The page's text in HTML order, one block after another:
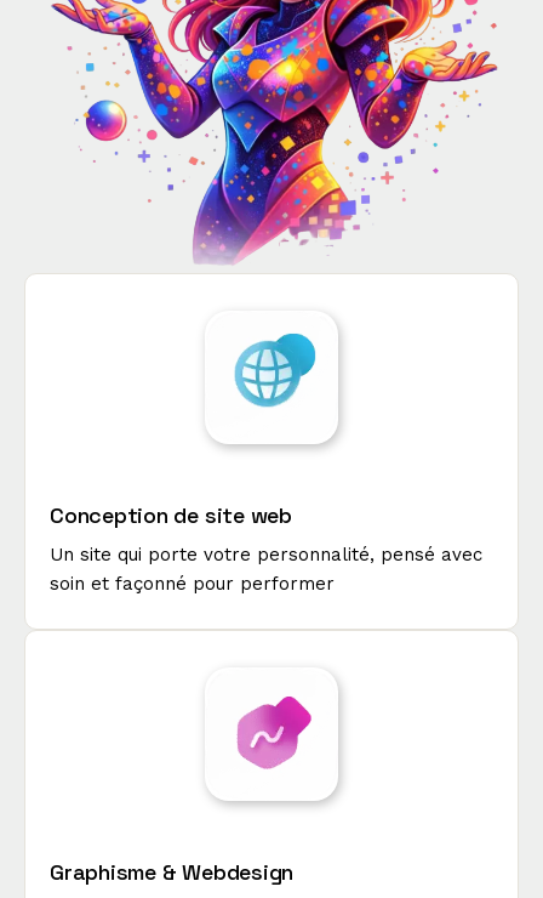
Conception de site web
Un site qui porte votre personnalité, pensé avec
soin et façonné pour performer
Graphisme & Webdesign